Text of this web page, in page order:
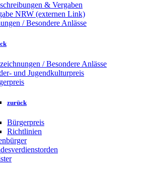
& Vergaben
NRW (externen Link)
/ Besondere Anlässe
/ Besondere Anlässe
und Jugendkulturpreis
zurück
Bürgerpreis
Richtlinien